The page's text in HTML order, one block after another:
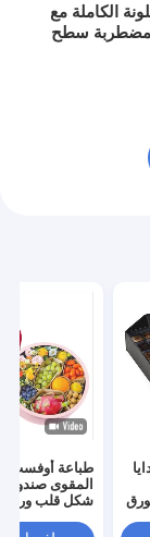
الكاملة مع
سطح
طباعة أوفست
المقوى صندوق
شكل قلب ورق